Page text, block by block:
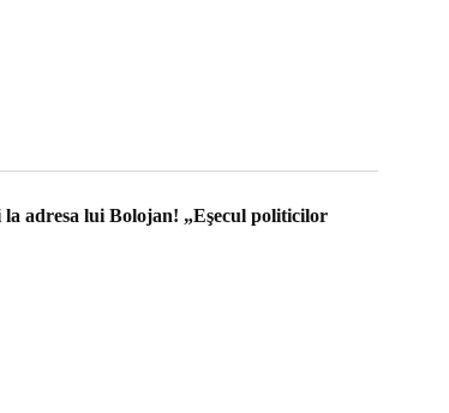
adresa lui Bolojan! „Eşecul politicilor